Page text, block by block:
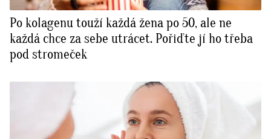
Po kolagenu touží každá žena po 50, ale ne
každá chce za sebe utrácet. Pořiďte jí ho třeba
pod stromeček